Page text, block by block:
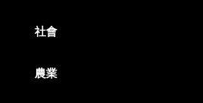
社會
農業